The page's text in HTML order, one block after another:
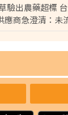
驗出農藥超標
應商急澄清：未